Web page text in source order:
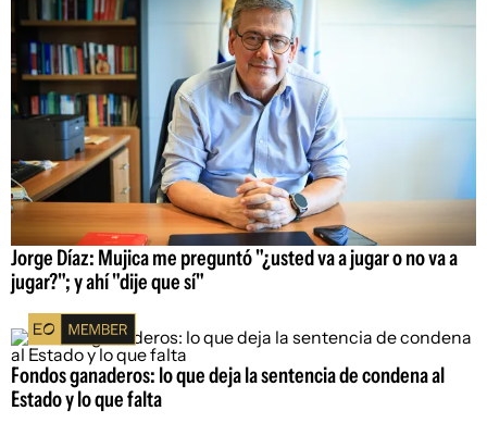
Jorge Díaz: Mujica me preguntó "¿usted va a jugar o no va a
jugar?"; y ahí "dije que sí"
Fondos ganaderos: lo que deja la sentencia de condena al
Estado y lo que falta